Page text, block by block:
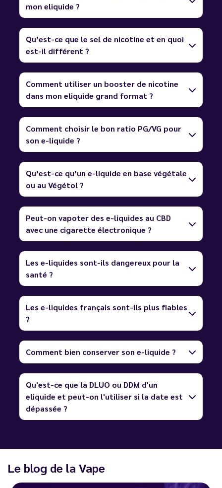
mon eliquide ?
Qu’est-ce que le sel de nicotine et en quoi
est-il différent ?
Comment utiliser un booster de nicotine
dans mon eliquide grand format ?
Comment choisir le bon ratio PG/VG pour
son e-liquide ?
Qu’est-ce qu’un e-liquide en base végétale
ou au Végétol ?
Peut-on vapoter des e-liquides au CBD
avec une cigarette électronique ?
Les e-liquides sont-ils dangereux pour la
santé ?
Les e-liquides français sont-ils plus fiables
?
Comment bien conserver son e-liquide ?
Qu'est-ce que la DLUO ou DDM d'un
eliquide et peut-on l'utiliser si la date est
dépassée ?
Le blog de la Vape